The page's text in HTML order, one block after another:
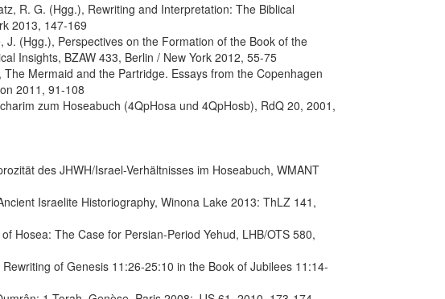
R. G. (Hgg.), Rewriting and Interpretation: The Biblical
2013, 147-169
(Hgg.), Perspectives on the Formation of the Book of the
Insights, BZAW 433, Berlin / New York 2012, 55-75
Mermaid and the Partridge. Essays from the Copenhagen
2011, 91-108
zum Hoseabuch (4QpHosa und 4QpHosb), RdQ 20, 2001,
des JHWH/Israel-Verhältnisses im Hoseabuch, WMANT
Israelite Historiography, Winona Lake 2013: ThLZ 141,
Hosea: The Case for Persian-Period Yehud, LHB/OTS 580,
of Genesis 11:26-25:10 in the Book of Jubilees 11:14-